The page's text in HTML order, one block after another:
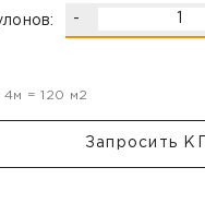
-
4м =120 м2
Запросить КП